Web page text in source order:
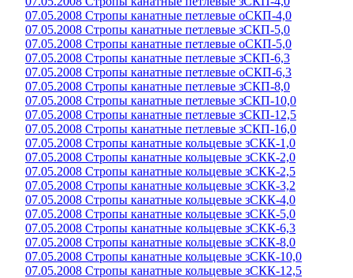
07.05.2008 Стропы канатные петлевые оСКП-4,0
07.05.2008 Стропы канатные петлевые зСКП-5,0
07.05.2008 Стропы канатные петлевые оСКП-5,0
07.05.2008 Стропы канатные петлевые зСКП-6,3
07.05.2008 Стропы канатные петлевые оСКП-6,3
07.05.2008 Стропы канатные петлевые зСКП-8,0
07.05.2008 Стропы канатные петлевые зСКП-10,0
07.05.2008 Стропы канатные петлевые зСКП-12,5
07.05.2008 Стропы канатные петлевые зСКП-16,0
07.05.2008 Стропы канатные кольцевые зСКК-1,0
07.05.2008 Стропы канатные кольцевые зСКК-2,0
07.05.2008 Стропы канатные кольцевые зСКК-2,5
07.05.2008 Стропы канатные кольцевые зСКК-3,2
07.05.2008 Стропы канатные кольцевые зСКК-4,0
07.05.2008 Стропы канатные кольцевые зСКК-5,0
07.05.2008 Стропы канатные кольцевые зСКК-6,3
07.05.2008 Стропы канатные кольцевые зСКК-8,0
07.05.2008 Стропы канатные кольцевые зСКК-10,0
07.05.2008 Стропы канатные кольцевые зСКК-12,5